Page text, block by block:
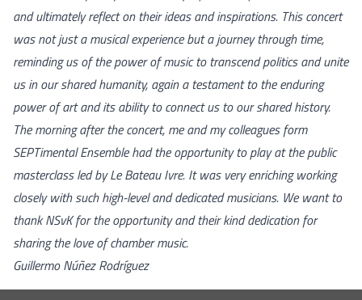
and ultimately reflect on their ideas and inspirations. This concert
was not just a musical experience but a journey through time,
reminding us of the power of music to transcend politics and unite
us in our shared humanity, again a testament to the enduring
power of art and its ability to connect us to our shared history.
The morning after the concert, me and my colleagues form
SEPTimental Ensemble had the opportunity to play at the public
masterclass led by Le Bateau Ivre. It was very enriching working
closely with such high-level and dedicated musicians. We want to
thank NSvK for the opportunity and their kind dedication for
sharing the love of chamber music.
Guillermo Núñez Rodríguez